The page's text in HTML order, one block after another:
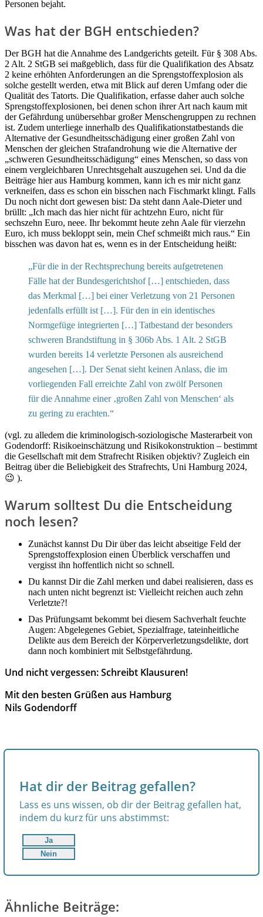
Personen bejaht.
Was hat der BGH entschieden?
Der BGH hat die Annahme des Landgerichts geteilt. Für § 308 Abs.
2 Alt. 2 StGB sei maßgeblich, dass für die Qualifikation des Absatz
2 keine erhöhten Anforderungen an die Sprengstoffexplosion als
solche gestellt werden, etwa mit Blick auf deren Umfang oder die
Qualität des Tatorts. Die Qualifikation, erfasse daher auch solche
Sprengstoffexplosionen, bei denen schon ihrer Art nach kaum mit
der Gefährdung unübersehbar großer Menschengruppen zu rechnen
ist. Zudem unterliege innerhalb des Qualifikationstatbestands die
Alternative der Gesundheitsschädigung einer großen Zahl von
Menschen der gleichen Strafandrohung wie die Alternative der
„schweren Gesundheitsschädigung“ eines Menschen, so dass von
einem vergleichbaren Unrechtsgehalt auszugehen sei. Und da die
Beiträge hier aus Hamburg kommen, kann ich es mir nicht ganz
verkneifen, dass es schon ein bisschen nach Fischmarkt klingt. Falls
Du noch nicht dort gewesen bist: Da steht dann Aale-Dieter und
brüllt: „Ich mach das hier nicht für achtzehn Euro, nicht für
sechszehn Euro, neee. Ihr bekommt heute zehn Aale für vierzehn
Euro, ich muss bekloppt sein, mein Chef schmeißt mich raus.“ Ein
bisschen was davon hat es, wenn es in der Entscheidung heißt:
„Für die in der Rechtsprechung bereits aufgetretenen
Fälle hat der Bundesgerichtshof […] entschieden, dass
das Merkmal […] bei einer Verletzung von 21 Personen
jedenfalls erfüllt ist […]. Für den in ein identisches
Normgefüge integrierten […] Tatbestand der besonders
schweren Brandstiftung in § 306b Abs. 1 Alt. 2 StGB
wurden bereits 14 verletzte Personen als ausreichend
angesehen […]. Der Senat sieht keinen Anlass, die im
vorliegenden Fall erreichte Zahl von zwölf Personen
für die Annahme einer ‚großen Zahl von Menschen‘ als
zu gering zu erachten.“
(vgl. zu alledem die kriminologisch-soziologische Masterarbeit von
Godendorff: Risikoeinschätzung und Risikokonstruktion – bestimmt
die Gesellschaft mit dem Strafrecht Risiken objektiv? Zugleich ein
Beitrag über die Beliebigkeit des Strafrechts, Uni Hamburg 2024,
😉 ).
Warum solltest Du die Entscheidung
noch lesen?
Zunächst kannst Du Dir über das leicht abseitige Feld der
Sprengstoffexplosion einen Überblick verschaffen und
vergisst ihn hoffentlich nicht so schnell.
Du kannst Dir die Zahl merken und dabei realisieren, dass es
nach unten nicht begrenzt ist: Vielleicht reichen auch zehn
Verletzte?!
Das Prüfungsamt bekommt bei diesem Sachverhalt feuchte
Augen: Abgelegenes Gebiet, Spezialfrage, tateinheitliche
Delikte aus dem Bereich der Körperverletzungsdelikte, dort
dann noch kombiniert mit Selbstgefährdung.
Und nicht vergessen: Schreibt Klausuren!
Mit den besten Grüßen aus Hamburg
Nils Godendorff
Hat dir der Beitrag gefallen?
Lass es uns wissen, ob dir der Beitrag gefallen hat,
indem du kurz für uns abstimmst:
Ja
Nein
Ähnliche Beiträge: